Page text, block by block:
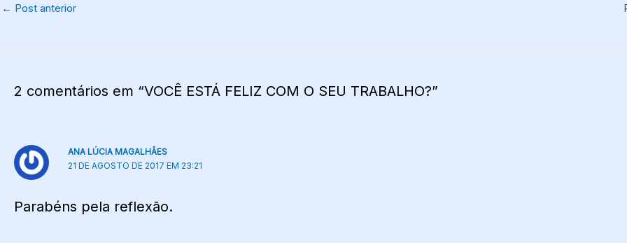
← Post anterior
2 comentários em “VOCÊ ESTÁ FELIZ COM O SEU TRABALHO?”
ANA LÚCIA MAGALHÃES
21 DE AGOSTO DE 2017 EM 23:21
Parabéns pela reflexão.